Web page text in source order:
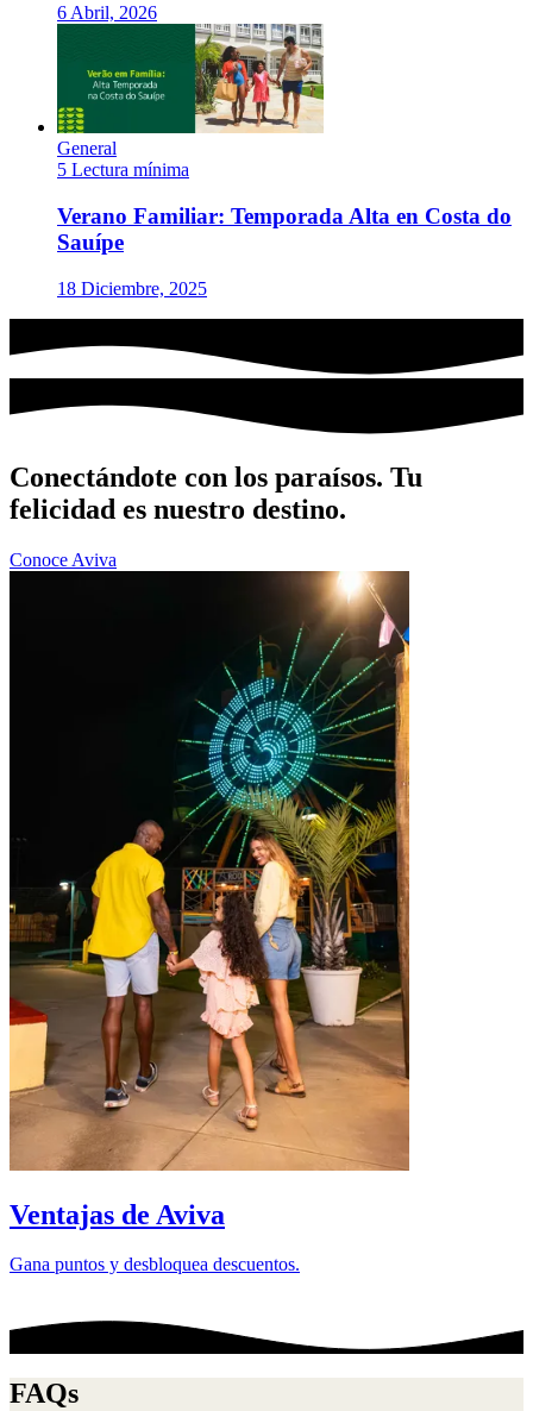
6 Abril, 2026
General
5 Lectura mínima
Verano Familiar: Temporada Alta en Costa do
Sauípe
18 Diciembre, 2025
Conectándote con los paraísos. Tu
felicidad es nuestro destino.
Conoce Aviva
Ventajas de Aviva
Gana puntos y desbloquea descuentos.
FAQs